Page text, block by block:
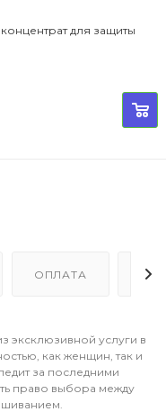
ОПЛАТА
эксклюзивной услуги в
как женщин, так и
за последними
право выбора между